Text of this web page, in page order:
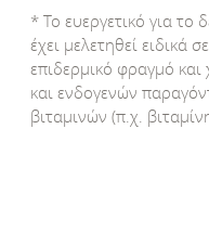
* To ευεργετικό για το
έχει μελετηθεί ειδικά
επιδερμικό φραγμό
και ενδογενών
βιταμινών (π.χ.